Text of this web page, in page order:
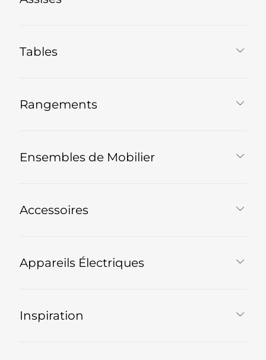
Tables
Rangements
Ensembles de Mobilier
Accessoires
Appareils Électriques
Inspiration